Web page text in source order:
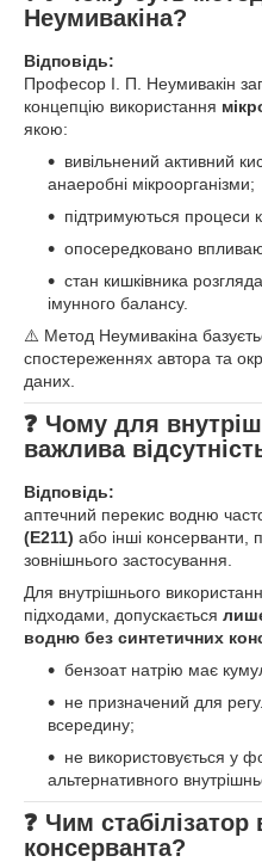
Неумивакіна?
Відповідь:
Професор І. П. Неумивакін
концепцію використання
якою:
вивільнений активний
анаеробні мікроорганізми;
підтримуються процеси
опосередковано
стан кишківника
імунного балансу.
⚠️ Метод Неумивакіна
спостереженнях автора та
даних.
❓ Чому для
важлива
Відповідь:
аптечний перекис водню
(Е211) або інші консерванти,
зовнішнього застосування.
Для внутрішнього
підходами, допускається
водню без синтетичних
бензоат натрію має
не призначений для
всередину;
не використовується у
альтернативного
❓ Чим стабілізатор
консерванта?